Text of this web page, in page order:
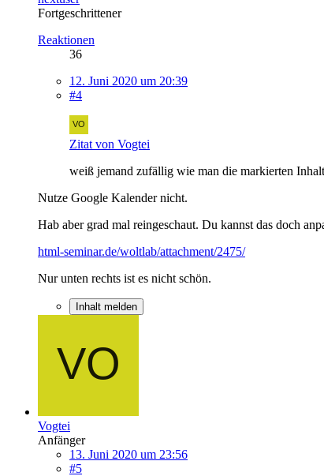
Fortgeschrittener
Reaktionen
36
12. Juni 2020 um 20:39
#4
Zitat von Vogtei
weiß jemand zufällig wie man die markierten
Nutze Google Kalender nicht.
Hab aber grad mal reingeschaut. Du kannst das doch
html-seminar.de/woltlab/attachment/2475/
Nur unten rechts ist es nicht schön.
Inhalt melden
Vogtei
Anfänger
13. Juni 2020 um 23:56
#5